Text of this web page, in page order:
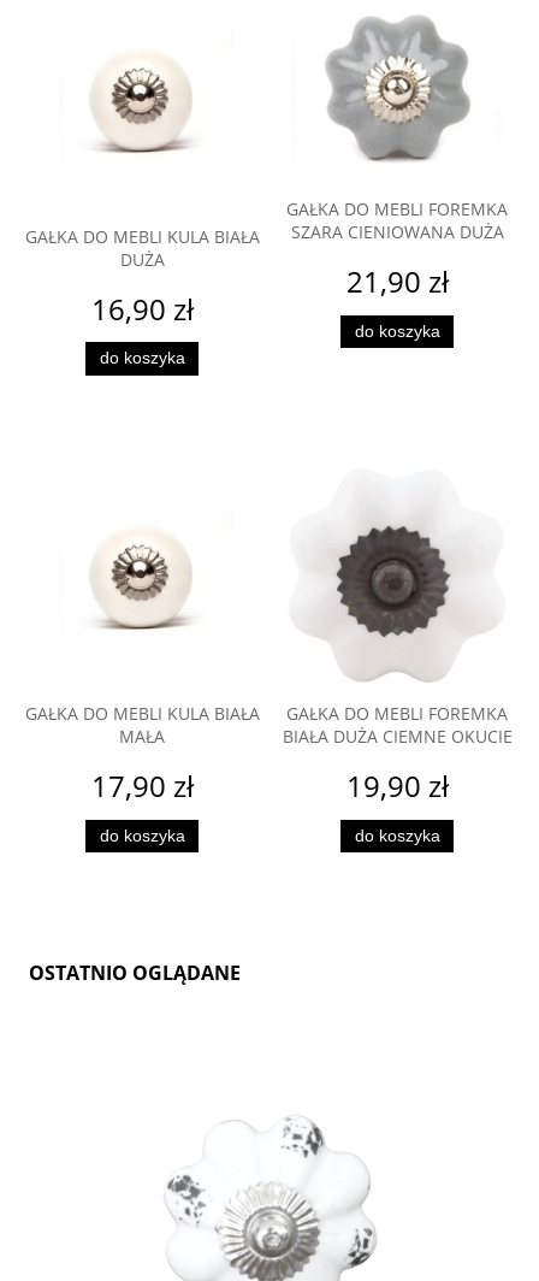
GAŁKA DO MEBLI KULA BIAŁA
DUŻA
16,90 zł
do koszyka
GAŁKA DO MEBLI FOREMKA
SZARA CIENIOWANA DUŻA
21,90 zł
do koszyka
GAŁKA DO MEBLI KULA BIAŁA
MAŁA
17,90 zł
do koszyka
GAŁKA DO MEBLI FOREMKA
BIAŁA DUŻA CIEMNE OKUCIE
19,90 zł
do koszyka
OSTATNIO OGLĄDANE